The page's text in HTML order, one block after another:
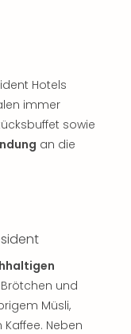
Hotels
immer
sowie
an die
und
Müsli,
Neben